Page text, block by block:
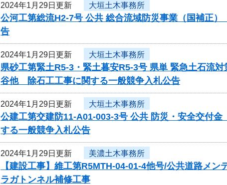
2024年1月29日更新 大垣土木事務所
公河工第総流H2-7号 公共 総合流域防災事業（国補正
告
2024年1月29日更新 大垣土木事務所
県砂工第緊土R5-3・緊土暮安R5-3号 県単 緊急土石流
谷他 除石工工事に関する一般競争入札公告
2024年1月29日更新 大垣土木事務所
公建工第交建防11-A01-003-3号 公共 防災・安全交付
する一般競争入札公告
2024年1月29日更新 美濃土木事務所
【建設工事】維工第R5MTH-04-01-4他号/公共道路メ
ラガトンネル補修工事